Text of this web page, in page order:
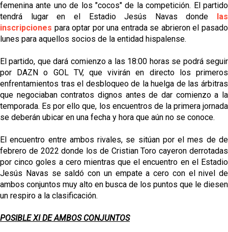
femenina ante uno de los "cocos" de la competición. El partido
tendrá lugar en el Estadio Jesús Navas donde
las
inscripciones para optar por una entrada se abrieron el pasado
lunes para aquellos socios de la entidad hispalense.
El partido, que dará comienzo a las 18:00 horas se podrá seguir
por DAZN o GOL TV, que vivirán en directo los primeros
enfrentamientos tras el desbloqueo de la huelga de las árbitras
que negociaban contratos dignos antes de dar comienzo a la
temporada. Es por ello que, los encuentros de la primera jornada
se deberán ubicar en una fecha y hora que aún no se conoce.
El encuentro entre ambos rivales, se sitúan por el mes de de
febrero de 2022 donde los de Cristian Toro cayeron derrotadas
por cinco goles a cero mientras que el encuentro en el Estadio
Jesús Navas se saldó con un empate a cero con el nivel de
ambos conjuntos muy alto en busca de los puntos que le diesen
un respiro a la clasificación.
POSIBLE XI DE AMBOS CONJUNTOS